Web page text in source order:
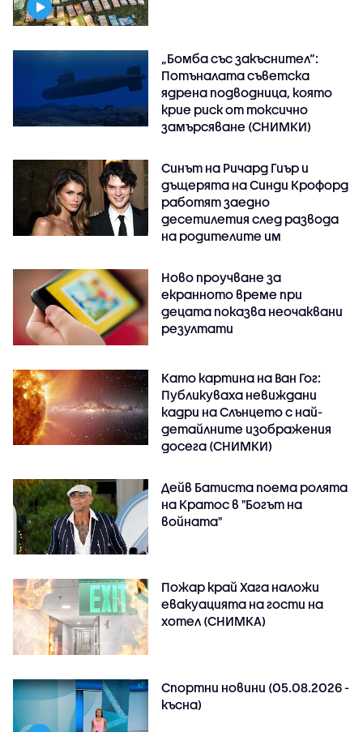
„Бомба със закъснител“:
Потъналата съветска
ядрена подводница, която
крие риск от токсично
замърсяване (СНИМКИ)
Синът на Ричард Гиър и
дъщерята на Синди Крофорд
работят заедно
десетилетия след развода
на родителите им
Ново проучване за
екранното време при
децата показва неочаквани
резултати
Като картина на Ван Гог:
Публикуваха невиждани
кадри на Слънцето с най-
детайлните изображения
досега (СНИМКИ)
Дейв Батиста поема ролята
на Кратос в "Богът на
войната"
Пожар край Хага наложи
евакуацията на гости на
хотел (СНИМКА)
Спортни новини (05.08.2026 -
късна)